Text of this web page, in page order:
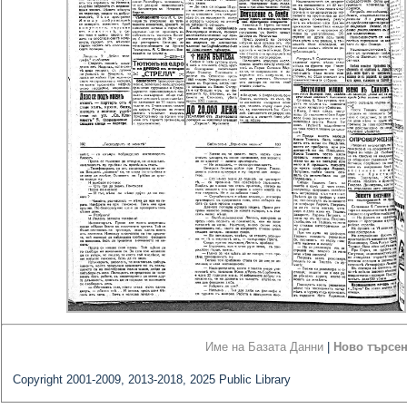
Име на Базата Данни Ново
Copyright 2001-2009, 2013-2018, 2025 Public Library